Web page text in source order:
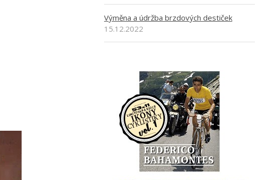
Výměna a údržba brzdových destiček
15.12.2022